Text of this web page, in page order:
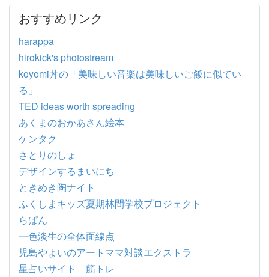
おすすめリンク
harappa
hirokick's photostream
koyomi丼の「美味しい音楽は美味しいご飯に似てい
る」
TED ideas worth spreading
あくまのおかあさん絵本
ケンタク
さとりのしょ
デザインするまいにち
ときめき陶ナイト
ふくしまキッズ夏期林間学校プロジェクト
らぱん
一色淡生の全体面線点
児島やよいのアートママ対談エクストラ
星占いサイト 筋トレ